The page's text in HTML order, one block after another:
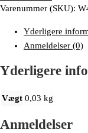
Varenummer (SKU):
Yderligere
Anmeldelser (0)
Yderligere
Vægt 0,03 kg
Anmeldelser